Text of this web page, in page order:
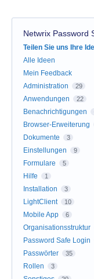
Netwrix Password
Kategorien
Teilen Sie uns Ihre
Alle Ideen
Mein Feedback
Administration
29
Anwendungen 22
Benachrichtigungen
Browser-Erweiterung
Dokumente 3
Einstellungen 9
Formulare 5
Hilfe 1
Installation 3
LightClient 10
Mobile App 6
Organisationsstruktur
Password Safe Login
Passwörter 35
Rollen 3